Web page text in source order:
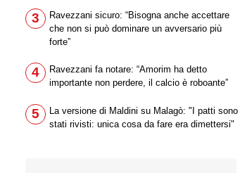
3
Ravezzani sicuro: “Bisogna anche accettare
che non si può dominare un avversario più
forte”
4
Ravezzani fa notare: “Amorim ha detto
importante non perdere, il calcio è roboante”
5
La versione di Maldini su Malagò: "I patti sono
stati rivisti: unica cosa da fare era dimettersi"